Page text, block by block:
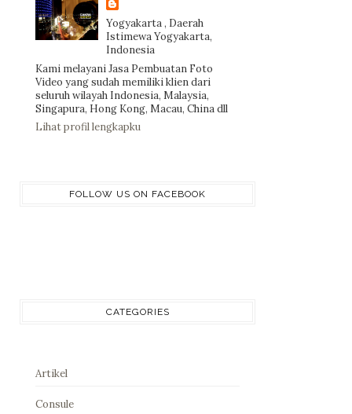
Yogyakarta , Daerah
Istimewa Yogyakarta,
Indonesia
Kami melayani Jasa Pembuatan Foto
Video yang sudah memiliki klien dari
seluruh wilayah Indonesia, Malaysia,
Singapura, Hong Kong, Macau, China dll
Lihat profil lengkapku
FOLLOW US ON FACEBOOK
CATEGORIES
Artikel
Consule